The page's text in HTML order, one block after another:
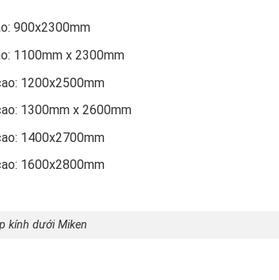
900x2300mm
1100mm x 2300mm
1200x2500mm
1300mm x 2600mm
1400x2700mm
1600x2800mm
kính dưới Miken